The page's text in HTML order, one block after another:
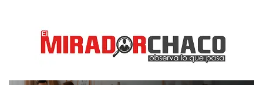
contenido
EL MIRADOR CHACO
Observá lo que pasa